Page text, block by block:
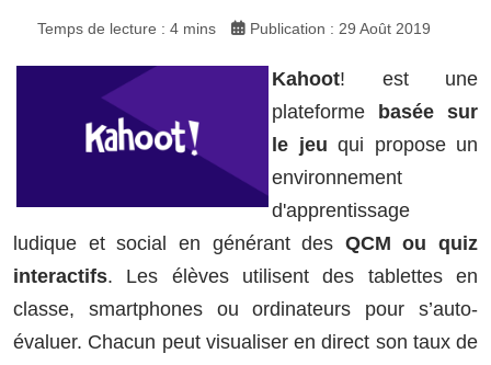
Temps de lecture : 4 mins Publication : 29 Août 2019
Kahoot! est une
plateforme
basée sur
le jeu qui propose un
environnement
d'apprentissage
ludique et social en générant des QCM ou quiz
interactifs. Les élèves utilisent des tablettes en
classe, smartphones ou ordinateurs pour s’auto-
évaluer. Chacun peut visualiser en direct son taux de